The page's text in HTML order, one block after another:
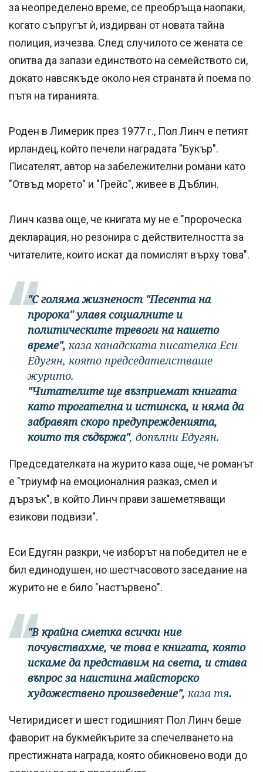
за неопределено време, се преобръща наопаки,
когато съпругът ѝ, издирван от новата тайна
полиция, изчезва. След случилото се жената се
опитва да запази единството на семейството си,
докато навсякъде около нея страната ѝ поема по
пътя на тиранията.
Роден в Лимерик през 1977 г., Пол Линч е петият
ирландец, който печели наградата "Букър".
Писателят, автор на забележителни романи като
"Отвъд морето" и "Грейс", живее в Дъблин.
Линч казва още, че книгата му не е "пророческа
декларация, но резонира с действителността за
читателите, които искат да помислят върху това".
"С голяма жизненост "Песента на
пророка" улавя социалните и
политическите тревоги на нашето
време", каза канадската писателка Еси
Едугян, която председателстваше
журито.
"Читателите ще възприемат книгата
като трогателна и истинска, и няма да
забравят скоро предупрежденията,
които тя съдържа", допълни Едугян.
Председателката на журито каза още, че романът
е "триумф на емоционалния разказ, смел и
дързък", в който Линч прави зашеметяващи
езикови подвизи".
Еси Едугян разкри, че изборът на победител не е
бил единодушен, но шестчасовото заседание на
журито не е било "настървено".
"В крайна сметка всички ние
почувствахме, че това е книгата, която
искаме да представим на света, и става
въпрос за наистина майсторско
художествено произведение", каза тя.
Четиридисет и шест годишният Пол Линч беше
фаворит на букмейкърите за спечелването на
престижната награда, която обикновено води до